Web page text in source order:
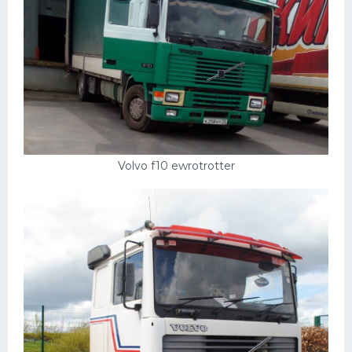
Volvo f10 ewrotrotter